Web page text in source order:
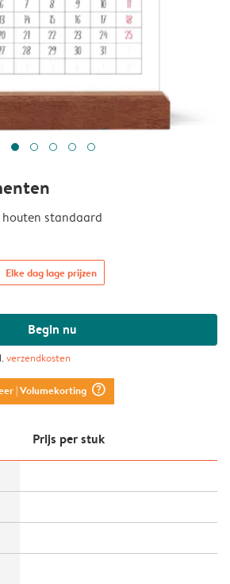
standaard
Elke dag lage prijzen
Begin nu
verzendkosten
| Volumekorting question_mark_circle
Prijs per stuk